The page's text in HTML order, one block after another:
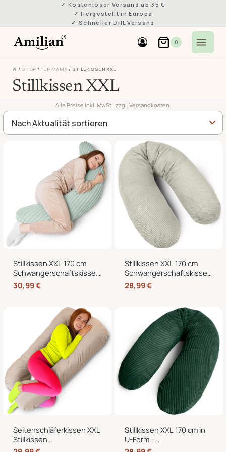
Kostenloser Versand ab 35 €
Hergestellt in Europa
Schneller DHL Versand
0
/ SHOP / FÜR MAMA / STILLKISSEN XXL
Stillkissen XXL
Alle Preise inkl. MwSt., zzgl. Versandkosten
Stillkissen XXL 170 cm
Schwangerschaftskissen
Seitenschläferkissen U-
Form – Lagerungskissen
abnehmbarem Bezug
30,99€
Stillkissen XXL 170 cm
Schwangerschaftskissen
Seitenschläferkissen U-
Form mit abnehmbarem
28,99€
Seitenschläferkissen XXL
Stillkissen
Schwangerschaftskissen
Stillkissen XXL 170 cm in
U-Form –
Schwangerschaftskissen,